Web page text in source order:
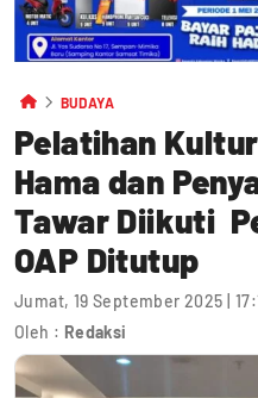
BUDAYA
Pelatihan
Hama dan
Tawar Diikuti
OAP Ditutup
Jumat, 19 September 2025 |
Oleh : Redaksi